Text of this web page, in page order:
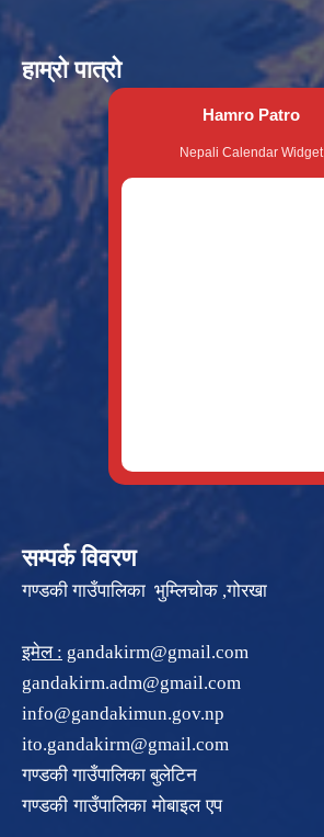
हाम्रो पात्रो
Hamro Patro
Nepali Calendar Widget
सम्पर्क विवरण
गण्डकी गाउँपालिका भुम्लिचोक ,गोरखा
इमेल : gandakirm@gmail.com
gandakirm.adm@gmail.com
info@gandakimun.gov.np
ito.gandakirm@gmail.com
गण्डकी गाउँपालिका बुलेटिन
गण्डकी गाउँपालिका मोबाइल एप